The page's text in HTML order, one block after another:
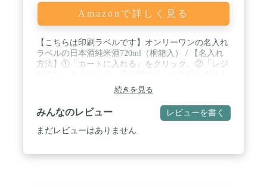
Amazonで詳しく見る
【こちらは印刷ラベルです】オンリーワンの名入れ
ラベルの日本酒純米酒720ml（桐箱入） / 【名入れ
方法】①「カートに入れる」をクリック。②「レジ
選択。④「ギフトの設定」にチェックを入れる。
⑤【ギフトメッセージ】の入力欄に、ラベルに入れ
たい文字を入力。（例）右上「祝誕生日」、中央
「和雄」、左下「家族一同」など。※【差出人】に
入力された情報は名入れラベルには反映されませ
続きを見る
みんなのレビュー レビューを書く
まだレビューはありません